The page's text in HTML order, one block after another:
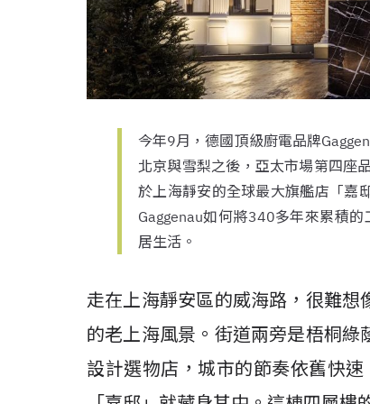
今年9月，德國頂級廚電品牌
北京與雪梨之後，亞太市場第四座
於上海靜安的全球最大旗艦店「嘉
Gaggenau如何將340多年來累積
居生活。
走在上海靜安區的威海路，很難
的老上海風景。街道兩旁是梧桐
設計選物店，城市的節奏依舊快